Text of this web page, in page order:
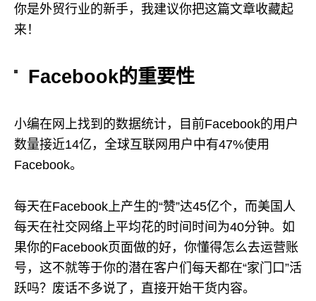
你是外贸行业的新手，我建议你把这篇文章收藏起
来！
Facebook的重要性
小编在网上找到的数据统计，目前Facebook的用户
数量接近14亿，全球互联网用户中有47%使用
Facebook。
每天在Facebook上产生的“赞”达45亿个，而美国人
每天在社交网络上平均花的时间时间为40分钟。如
果你的Facebook页面做的好，你懂得怎么去运营账
号，这不就等于你的潜在客户们每天都在“家门口”活
跃吗？废话不多说了，直接开始干货内容。